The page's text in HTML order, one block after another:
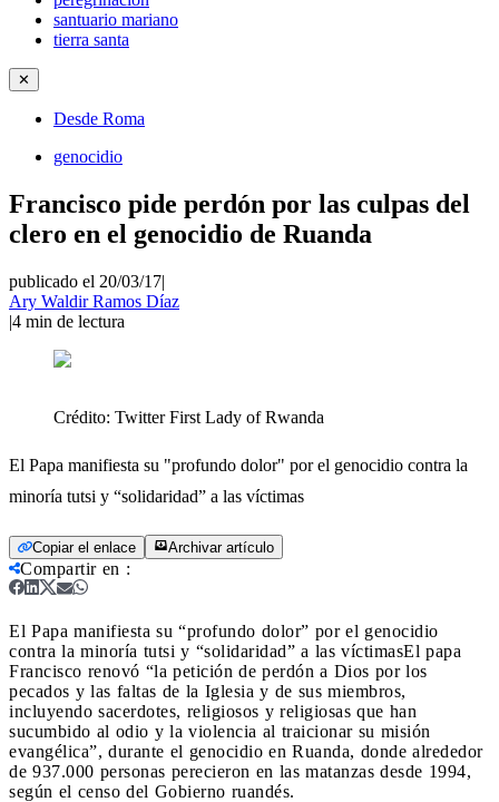
santuario mariano
tierra santa
✕
Desde Roma
genocidio
Francisco pide perdón por las culpas del
clero en el genocidio de Ruanda
publicado el 20/03/17|
Ary Waldir Ramos Díaz
|4 min de lectura
Crédito: Twitter First Lady of Rwanda
El Papa manifiesta su "profundo dolor" por el genocidio contra la
minoría tutsi y “solidaridad” a las víctimas
Copiar el enlace Archivar artículo
Compartir en :
El Papa manifiesta su “profundo dolor” por el genocidio
contra la minoría tutsi y “solidaridad” a las víctimasEl papa
Francisco renovó “la petición de perdón a Dios por los
pecados y las faltas de la Iglesia y de sus miembros,
incluyendo sacerdotes, religiosos y religiosas que han
sucumbido al odio y la violencia al traicionar su misión
evangélica”, durante el genocidio en Ruanda, donde alrededor
de 937.000 personas perecieron en las matanzas desde 1994,
según el censo del Gobierno ruandés.